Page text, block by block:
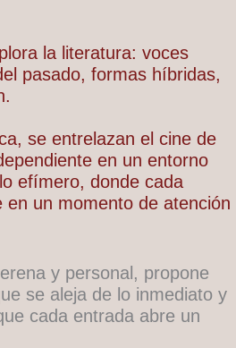
la literatura: voces
pasado, formas híbridas,
se entrelazan el cine de
en un entorno
efímero, donde cada
en un momento de atención
y personal, propone
se aleja de lo inmediato y
cada entrada abre un